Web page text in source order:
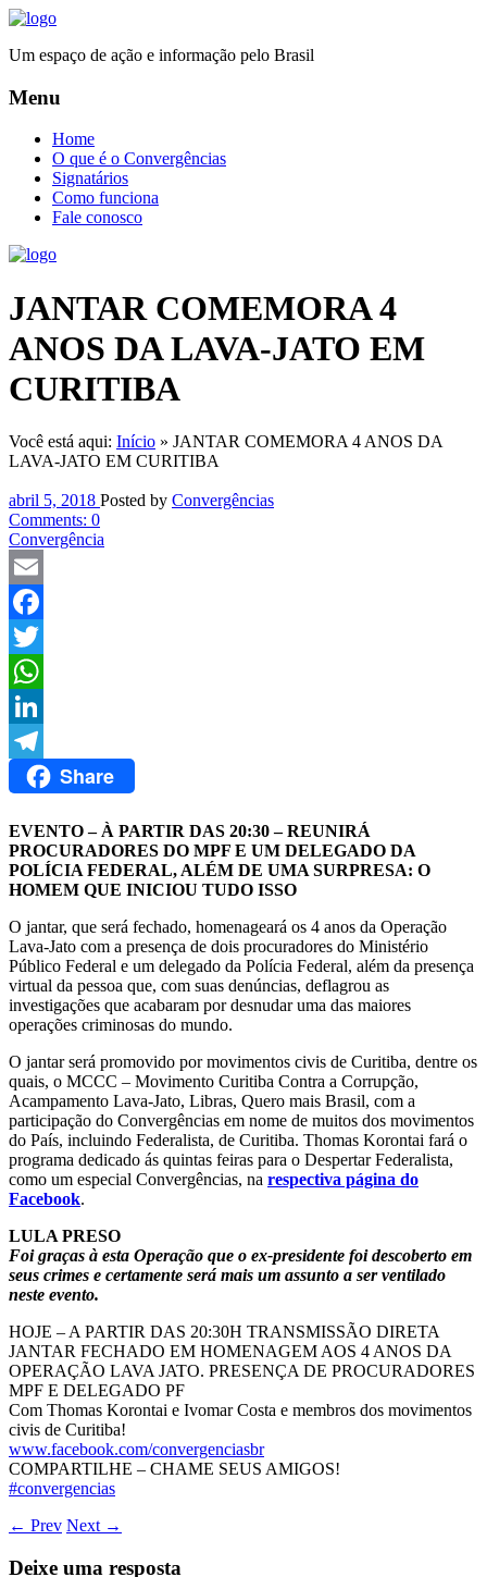
Um espaço de ação e informação pelo Brasil
Menu
Home
O que é o Convergências
Signatários
Como funciona
Fale conosco
JANTAR COMEMORA 4
ANOS DA LAVA-JATO EM
CURITIBA
Você está aqui: Início » JANTAR COMEMORA 4 ANOS DA
LAVA-JATO EM CURITIBA
abril 5, 2018 Posted by Convergências
Comments: 0
Convergência
Email
Facebook
Twitter
WhatsApp
LinkedIn
TelegramShare
EVENTO – À PARTIR DAS 20:30 – REUNIRÁ
PROCURADORES DO MPF E UM DELEGADO DA
POLÍCIA FEDERAL, ALÉM DE UMA SURPRESA: O
HOMEM QUE INICIOU TUDO ISSO
O jantar, que será fechado, homenageará os 4 anos da Operação
Lava-Jato com a presença de dois procuradores do Ministério
Público Federal e um delegado da Polícia Federal, além da presença
virtual da pessoa que, com suas denúncias, deflagrou as
investigações que acabaram por desnudar uma das maiores
operações criminosas do mundo.
O jantar será promovido por movimentos civis de Curitiba, dentre os
quais, o MCCC – Movimento Curitiba Contra a Corrupção,
Acampamento Lava-Jato, Libras, Quero mais Brasil, com a
participação do Convergências em nome de muitos dos movimentos
do País, incluindo Federalista, de Curitiba. Thomas Korontai fará o
programa dedicado ás quintas feiras para o Despertar Federalista,
como um especial Convergências, na respectiva página do
Facebook.
LULA PRESO
Foi graças à esta Operação que o ex-presidente foi descoberto em
seus crimes e certamente será mais um assunto a ser ventilado
neste evento.
HOJE – A PARTIR DAS 20:30H TRANSMISSÃO DIRETA
JANTAR FECHADO EM HOMENAGEM AOS 4 ANOS DA
OPERAÇÃO LAVA JATO. PRESENÇA DE PROCURADORES
MPF E DELEGADO PF
Com Thomas Korontai e Ivomar Costa e membros dos movimentos
civis de Curitiba!
www.facebook.com/convergenciasbr
COMPARTILHE – CHAME SEUS AMIGOS!
#convergencias
← Prev Next →
Deixe uma resposta